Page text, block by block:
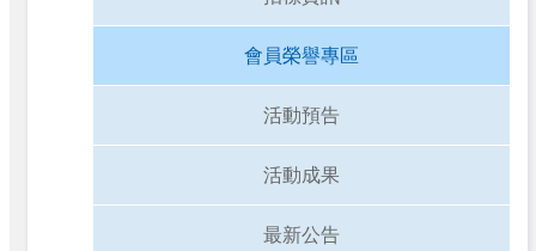
會員榮譽專區
活動預告
活動成果
最新公告